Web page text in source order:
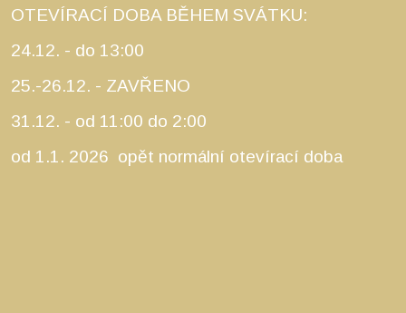
OTEVÍRACÍ DOBA BĚHEM SVÁTKU:
24.12. - do 13:00
25.-26.12. - ZAVŘENO
31.12. - od 11:00 do 2:00
od 1.1. 2026 opět normální otevírací doba